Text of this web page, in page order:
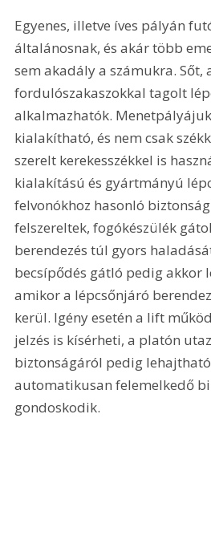
Egyenes, illetve íves pályán
általánosnak, és akár több
sem akadály a számukra. Sőt,
fordulószakaszokkal tagolt
alkalmazhatók.
kialakítható, és nem csak
szerelt kerekesszékkel is
kialakítású és gyártmányú
felvonókhoz hasonló
felszereltek, fogókészülék
berendezés túl gyors
becsípődés gátló pedig akkor
amikor a lépcsőnjáró
kerül. Igény esetén a lift
jelzés is kísérheti, a platón
biztonságáról pedig
automatikusan felemelkedő
gondoskodik.